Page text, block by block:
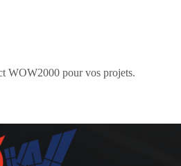
WOW2000 pour vos projets.